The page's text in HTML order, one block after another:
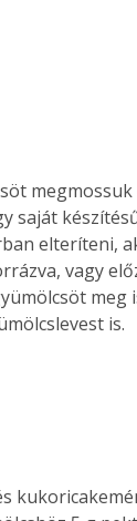
saját
elteríteni,
vagy
meg
is.